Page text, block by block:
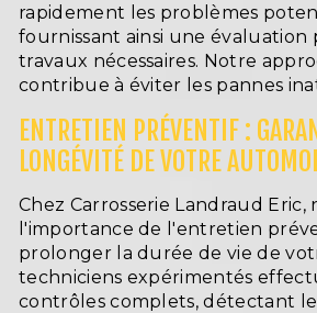
rapidement les problèmes
fournissant ainsi une évaluation
travaux nécessaires. Notre
contribue à éviter les pannes
ENTRETIEN PRÉVENTIF :
LONGÉVITÉ DE VOTRE
Chez Carrosserie Landraud Eric,
l'importance de l'entretien
prolonger la durée de vie de
techniciens expérimentés
contrôles complets, détectant